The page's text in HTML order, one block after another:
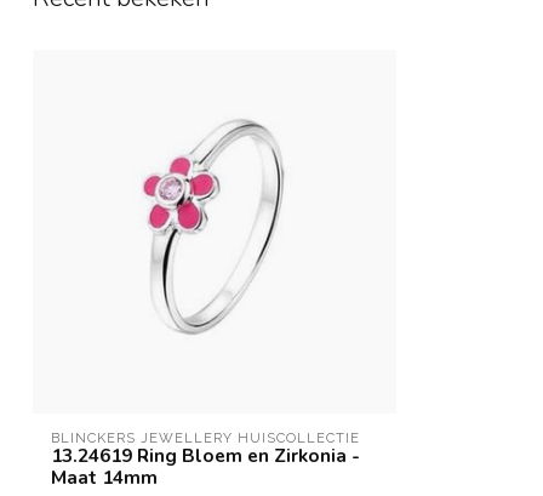
BLINCKERS JEWELLERY HUISCOLLECTIE
13.24619 Ring Bloem en Zirkonia -
Maat 14mm